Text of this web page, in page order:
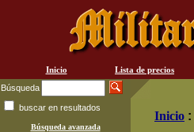
Inicio Lista de precios
Búsqueda
buscar en resultados
Búsqueda avanzada
Inicio :